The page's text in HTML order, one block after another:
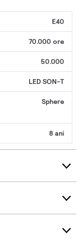
E40
70.000 ore
50.000
LED SON-T
Sphere
8 ani